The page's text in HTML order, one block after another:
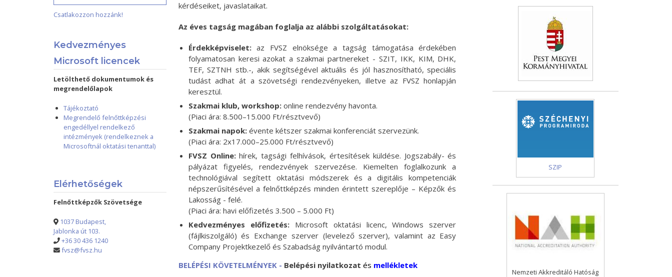
kérdéseiket, javaslataikat.
Az éves tagság magában foglalja az alábbi szolgáltatásokat:
Érdekképviselet:az FVSZ elnöksége a tagság támogatása érdekében
folyamatosan keresi azokat a szakmai partnereket - SZIT, IKK, KIM, DHK,
TEF, SZTNH stb.-, akik segítségével aktuális és jól hasznosítható, speciális
tudást adhat át a szövetségi rendezvényeken, illetve az FVSZ honlapján
keresztül.
Szakmai klub, workshop:online rendezvény havonta.
(Piaci ára: 8.500–15.000 Ft/résztvevő)
Szakmai napok:évente kétszer szakmai konferenciát szervezünk.
(Piaci ára: 2x17.000–25.000 Ft/résztvevő)
FVSZ Online:hírek, tagsági felhívások, értesítések küldése. Jogszabály- és
pályázat figyelés, rendezvények szervezése. Kiemelten foglalkozunk a
technológiával segített oktatási módszerek és a digitális kompetenciák
népszerűsítésével a felnőttképzés minden érintett szereplője – Képzők és
Lakosság - felé.
(Piaci ára: havi előfizetés 3.500 – 5.000 Ft)
Kedvezményes előfizetés:Microsoft oktatási licenc, Windows szerver
(fájlkiszolgáló) és Exchange szerver (levelező szerver), valamint az Easy
Company Projektkezelő és Szabadság nyilvántartó modul.
BELÉPÉSI KÖVETELMÉNYEK - Belépési nyilatkozat és mellékletek
Csatlakozzon hozzánk!
Kedvezményes
Microsoft licencek
Letölthető dokumentumok és
megrendelőlapok
Tájékoztató
Megrendelő felnőttképzési
engedéllyel rendelkező
intézmények (rendelkeznek a
Microsoftnál oktatási tenanttal)
Elérhetőségek
Felnőttképzők Szövetsége
1037 Budapest,
Jablonka út 103.
+36 30 436 1240
fvsz@fvsz.hu
SZIP
Nemzeti Akkreditáló Hatóság